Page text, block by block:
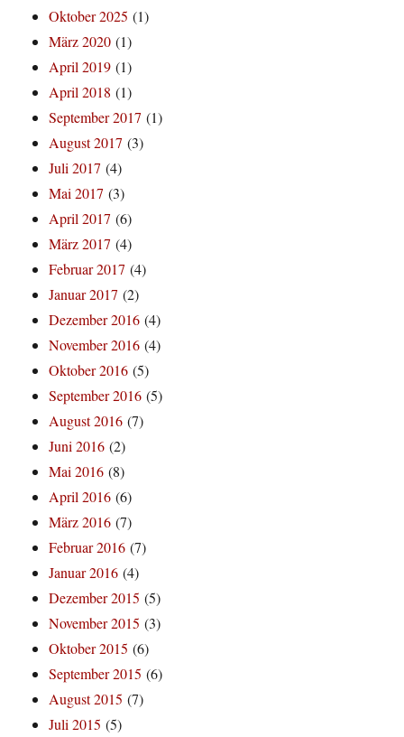
Oktober 2025 (1)
März 2020 (1)
April 2019 (1)
April 2018 (1)
September 2017 (1)
August 2017 (3)
Juli 2017 (4)
Mai 2017 (3)
April 2017 (6)
März 2017 (4)
Februar 2017 (4)
Januar 2017 (2)
Dezember 2016 (4)
November 2016 (4)
Oktober 2016 (5)
September 2016 (5)
August 2016 (7)
Juni 2016 (2)
Mai 2016 (8)
April 2016 (6)
März 2016 (7)
Februar 2016 (7)
Januar 2016 (4)
Dezember 2015 (5)
November 2015 (3)
Oktober 2015 (6)
September 2015 (6)
August 2015 (7)
Juli 2015 (5)